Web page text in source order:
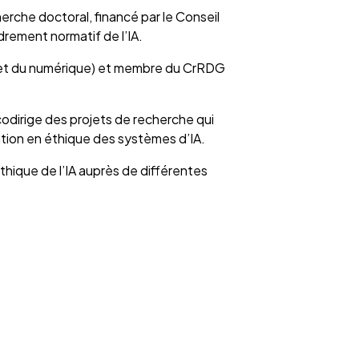
doctoral, financé par le Conseil
normatif de l’IA.
du numérique) et membre du CrRDG
des projets de recherche qui
en éthique des systèmes d’IA.
de l’IA auprès de différentes